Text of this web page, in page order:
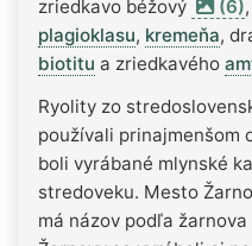
zriedkavo béžový (6),
plagioklasu, kremeňa,
biotitu a zriedkavého
Ryolity zo
používali prinajmenšom
boli vyrábané mlynské
stredoveku. Mesto
má názov podľa